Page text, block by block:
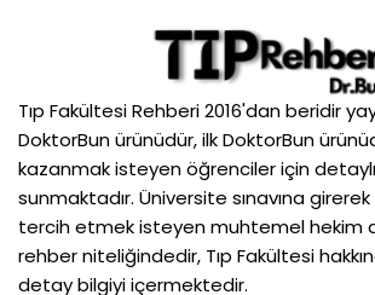
Tıp Fakültesi Rehberi 2016'dan beridir
DoktorBun ürünüdür, ilk DoktorBun
kazanmak isteyen öğrenciler için
sunmaktadır. Üniversite sınavına girerek
tercih etmek isteyen muhtemel hekim
rehber niteliğindedir, Tıp Fakültesi
detay bilgiyi içermektedir.